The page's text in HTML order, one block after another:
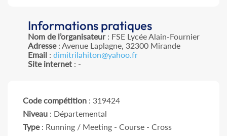
Informations pratiques
Nom de l’organisateur: FSE Lycée Alain-Fournier
Adresse: Avenue Laplagne, 32300 Mirande
Email: dimitrilahiton@yahoo.fr
Site internet: -
Code compétition : 319424
Niveau : Départemental
Type: Running / Meeting - Course - Cross